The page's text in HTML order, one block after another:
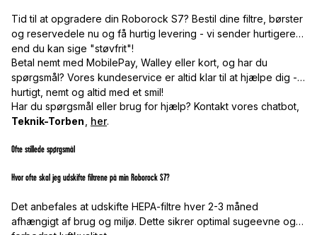
Tid til at opgradere din Roborock S7? Bestil dine filtre, børster
og reservedele nu og få hurtig levering - vi sender hurtigere,
end du kan sige "støvfrit"!
Betal nemt med MobilePay, Walley eller kort, og har du
spørgsmål? Vores kundeservice er altid klar til at hjælpe dig -
hurtigt, nemt og altid med et smil!
Har du spørgsmål eller brug for hjælp? Kontakt vores chatbot,
Teknik-Torben
her.
Ofte stillede spørgsmål
Hvor ofte skal jeg udskifte filtrene på min Roborock S7?
Det anbefales at udskifte HEPA-filtre hver 2-3 måned
afhængigt af brug og miljø. Dette sikrer optimal sugeevne og